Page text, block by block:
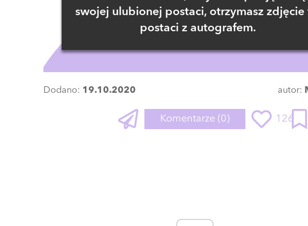
swojej ulubionej postaci, otrzymasz zdjęcie
postaci z autografem.
Dodano: 19.10.2020 autor:
Komentarze (0) 126